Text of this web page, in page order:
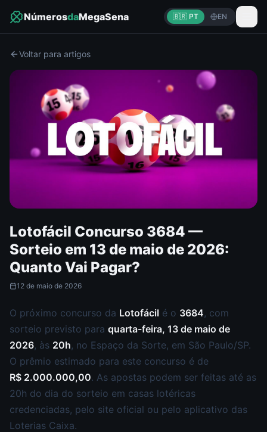
NúmerosdaMegaSena 🇧🇷 PT EN
Voltar para artigos
Lotofácil Concurso 3684 —
Sorteio em 13 de maio de 2026:
Quanto Vai Pagar?
12 de maio de 2026
O próximo concurso da Lotofácil é o 3684, com
sorteio previsto para quarta-feira, 13 de maio de
2026, às 20h, no Espaço da Sorte, em São Paulo/SP.
O prêmio estimado para este concurso é de
R$ 2.000.000,00. As apostas podem ser feitas até as
20h do dia do sorteio em casas lotéricas
credenciadas, pelo site oficial ou pelo aplicativo das
Loterias Caixa.